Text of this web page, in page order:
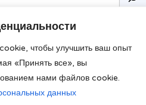
чтобы улучшить ваш опыт
«Принять все», вы
нами файлов cookie.
данных
© 2026
диагностический Центр 78"
от 25.12.2018 г.